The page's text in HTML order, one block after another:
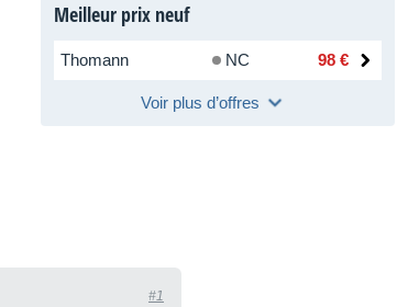
Meilleur prix neuf
Thomann NC 98 €
Voir plus d’offres
#1